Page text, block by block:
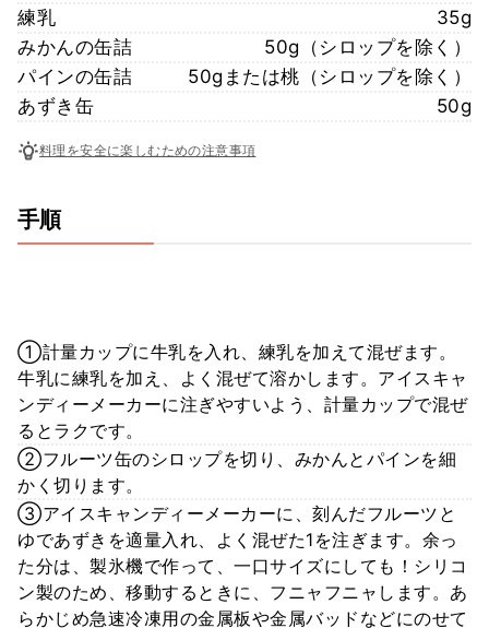
練乳
35g
みかんの缶詰
50g（シロップを除く）
パインの缶詰
50gまたは桃（シロップを除く）
あずき缶
50g
料理を安全に楽しむための注意事項
手順
①計量カップに牛乳を入れ、練乳を加えて混ぜます。
牛乳に練乳を加え、よく混ぜて溶かします。アイスキャ
ンディーメーカーに注ぎやすいよう、計量カップで混ぜ
るとラクです。
②フルーツ缶のシロップを切り、みかんとパインを細
かく切ります。
③アイスキャンディーメーカーに、刻んだフルーツと
ゆであずきを適量入れ、よく混ぜた1を注ぎます。余っ
た分は、製氷機で作って、一口サイズにしても！シリコ
ン製のため、移動するときに、フニャフニャします。あ
らかじめ急速冷凍用の金属板や金属バッドなどにのせて